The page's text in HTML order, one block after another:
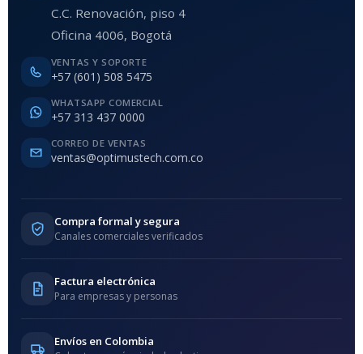
C.C. Renovación, piso 4
Oficina 4006, Bogotá
VENTAS Y SOPORTE
+57 (601) 508 5475
WHATSAPP COMERCIAL
+57 313 437 0000
CORREO DE VENTAS
ventas@optimustech.com.co
Compra formal y segura
Canales comerciales verificados
Factura electrónica
Para empresas y personas
Envíos en Colombia